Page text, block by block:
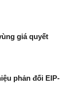
giá quyết
phản đối EIP-